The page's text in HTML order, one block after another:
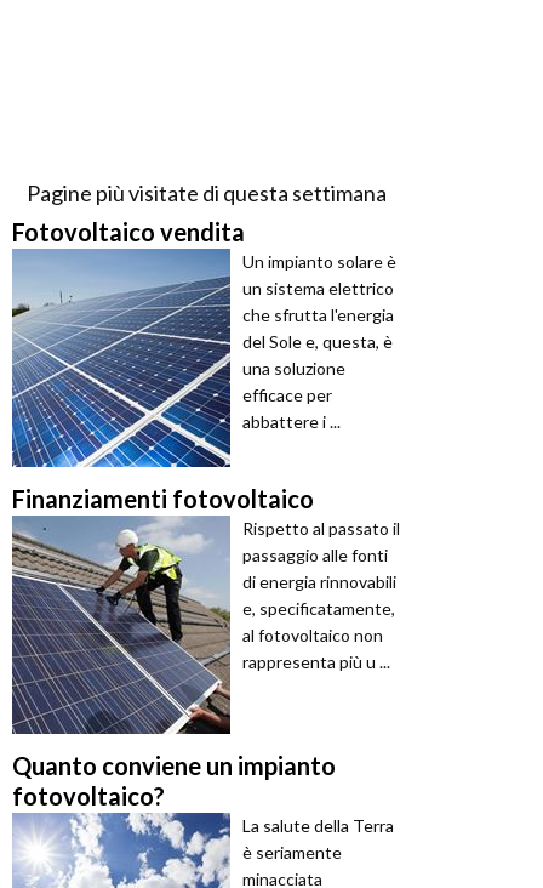
Pagine più visitate di questa settimana
Fotovoltaico vendita
Un impianto solare è
un sistema elettrico
che sfrutta l'energia
del Sole e, questa, è
una soluzione
efficace per
abbattere i ...
Finanziamenti fotovoltaico
Rispetto al passato il
passaggio alle fonti
di energia rinnovabili
e, specificatamente,
al fotovoltaico non
rappresenta più u ...
Quanto conviene un impianto
fotovoltaico?
La salute della Terra
è seriamente
minacciata